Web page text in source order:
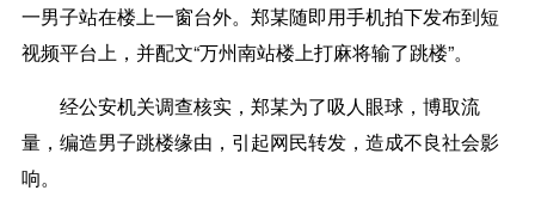
一男子站在楼上一窗台外。郑某随即用手机拍下发布到短
视频平台上，并配文“万州南站楼上打麻将输了跳楼”。
经公安机关调查核实，郑某为了吸人眼球，博取流
量，编造男子跳楼缘由，引起网民转发，造成不良社会影
响。